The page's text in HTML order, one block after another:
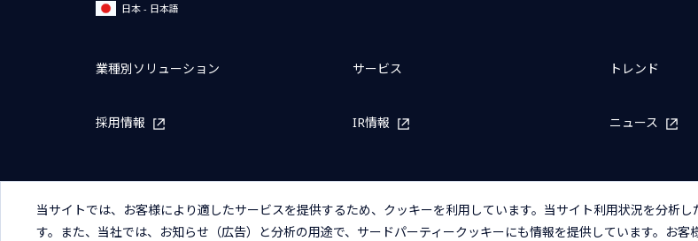
日本 - 日本語
業種別ソリューション サービス トレンド
採用情報 IR情報 ニュース
当サイトでは、お客様により適したサービスを提供するため、クッキーを利用しています。当サイト利用状況を分析
す。また、当社では、お知らせ（広告）と分析の用途で、サードパーティークッキーにも情報を提供しています。お